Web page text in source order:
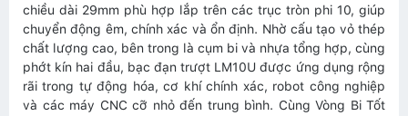
chiều dài 29mm phù hợp lắp trên các trục tròn phi 10, giúp
chuyển động êm, chính xác và ổn định. Nhờ cấu tạo vỏ thép
chất lượng cao, bên trong là cụm bi và nhựa tổng hợp, cùng
phớt kín hai đầu, bạc đạn trượt LM10U được ứng dụng rộng
rãi trong tự động hóa, cơ khí chính xác, robot công nghiệp
và các máy CNC cỡ nhỏ đến trung bình. Cùng Vòng Bi Tốt